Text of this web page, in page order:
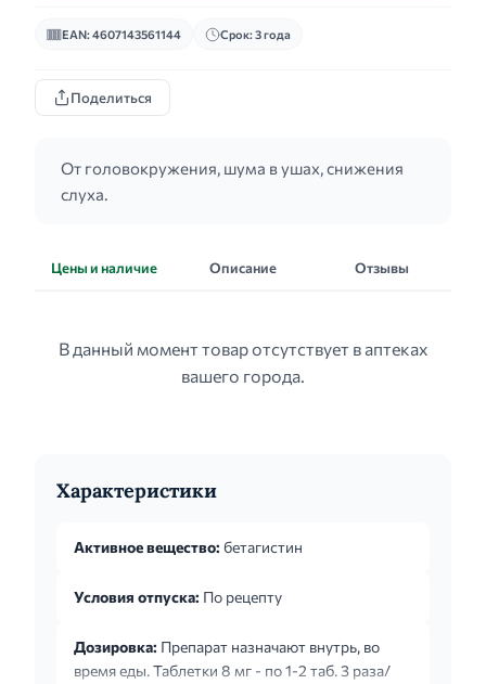
EAN: 4607143561144 Срок: 3 года
Поделиться
От головокружения, шума в ушах, снижения
слуха.
Цены и наличие Описание Отзывы
В данный момент товар отсутствует в аптеках
вашего города.
Характеристики
Активное вещество: бетагистин
Условия отпуска: По рецепту
Дозировка: Препарат назначают внутрь, во
время еды. Таблетки 8 мг - по 1-2 таб. 3 раза/